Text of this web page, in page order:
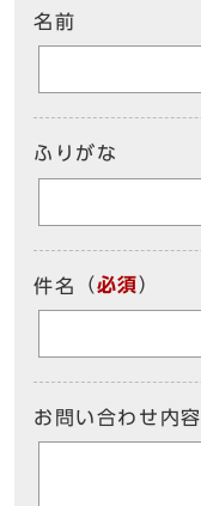
名前
ふりがな
件名 （必須）
お問い合わせ内容